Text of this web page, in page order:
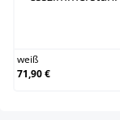
weiß
71,90 €